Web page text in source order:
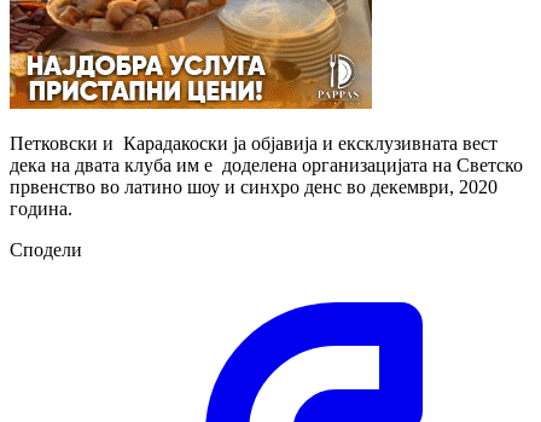
Петковски и Карадакоски ја објавија и ексклузивната вест
дека на двата клуба им е доделена организацијата на Светско
првенство во латино шоу и синхро денс во декември, 2020
година.
Сподели